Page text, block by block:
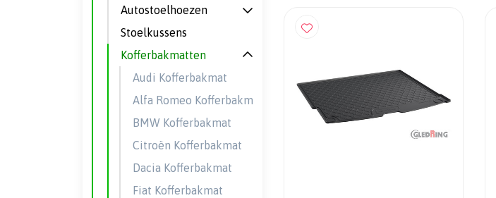
Autostoelhoezen
Stoelkussens
Kofferbakmatten
Audi Kofferbakmat
Alfa Romeo Kofferbakmat
BMW Kofferbakmat
Citroën Kofferbakmat
Dacia Kofferbakmat
Fiat Kofferbakmat